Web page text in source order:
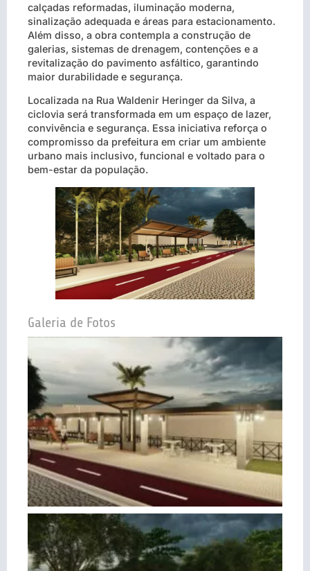
calçadas reformadas, iluminação moderna,
sinalização adequada e áreas para estacionamento.
Além disso, a obra contempla a construção de
galerias, sistemas de drenagem, contenções e a
revitalização do pavimento asfáltico, garantindo
maior durabilidade e segurança.
Localizada na Rua Waldenir Heringer da Silva, a
ciclovia será transformada em um espaço de lazer,
convivência e segurança. Essa iniciativa reforça o
compromisso da prefeitura em criar um ambiente
urbano mais inclusivo, funcional e voltado para o
bem-estar da população.
Galeria de Fotos